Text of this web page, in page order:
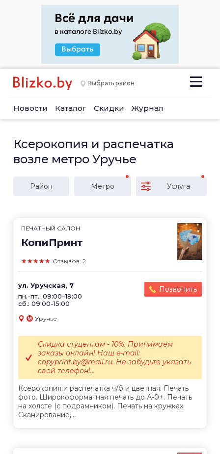
Выбрать район
Новости Каталог Скидки Журнал
Ксерокопия и распечатка
возле метро Уручье
Район Метро Услуга
ПЕЧАТНЫЙ САЛОН
КопиПринт
★★★★★ Отзывов: 2
ул. Уручская, 7
пн.-пт.: 09:00–19:00
сб.: 09:00-15:00
Позвонить
Уручье
Ксерокопия и распечатка ч/б и цветная. Печать
фото. Широкоформатная печать до А-0+. Печать
на холсте (с подрамником). Печать на кружках.
Сканирование,...
Скидка студентам - 10%. Принимаем
заказы онлайн! Наш e-mail:
copyprint.by@mail.ru. Не забудьте указать
свой телефон!...